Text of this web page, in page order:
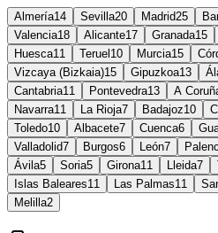
Almería14 Sevilla20 Madrid25
Valencia18 Alicante17 Granada15
Huesca11 Teruel 10 Murcia15
Vizcaya (Bizkaia)15 Gipuzkoa13
Cantabria11 Pontevedra13 A
Navarra11 La Rioja7 Badajoz10
Toledo10 Albacete7 Cuenca6
Valladolid7 Burgos6 León7
Ávila5 Soria5 Girona11 Lleida7
Islas Baleares11 Las Palmas11
Melilla2